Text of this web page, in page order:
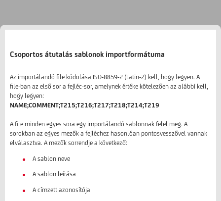
Csoportos átutalás sablonok importformátuma
Az importálandó file kódolása ISO-8859-2 (Latin-2) kell, hogy legyen. A
file-ban az első sor a fejléc-sor, amelynek értéke kötelezően az alábbi kell,
hogy legyen:
NAME;COMMENT;T215;T216;T217;T218;T214;T219
A file minden egyes sora egy importálandó sablonnak felel meg. A
sorokban az egyes mezők a fejléchez hasonlóan pontosvesszővel vannak
elválasztva. A mezők sorrendje a következő:
A sablon neve
A sablon leírása
A címzett azonosítója